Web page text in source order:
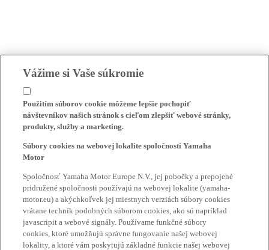
Vážime si Vaše súkromie
Použitím súborov cookie môžeme lepšie pochopiť
návštevníkov našich stránok s cieľom zlepšiť webové stránky,
produkty, služby a marketing.
Súbory cookies na webovej lokalite spoločnosti Yamaha
Motor
Spoločnosť Yamaha Motor Europe N.V., jej pobočky a prepojené
pridružené spoločnosti používajú na webovej lokalite (yamaha-
motor.eu) a akýchkoľvek jej miestnych verziách súbory cookies
vrátane techník podobných súborom cookies, ako sú napríklad
javascripit a webové signály. Používame funkčné súbory
cookies, ktoré umožňujú správne fungovanie našej webovej
lokality, a ktoré vám poskytujú základné funkcie našej webovej